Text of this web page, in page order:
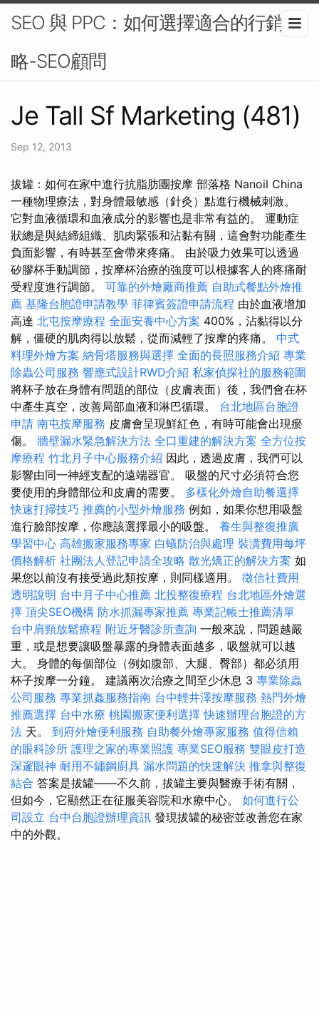
SEO 與 PPC：如何選擇適合的行銷策
略-SEO顧問
Je Tall Sf Marketing (481)
Sep 12, 2013
拔罐：如何在家中進行抗脂肪團按摩 部落格 Nanoil China
一種物理療法，對身體最敏感（針灸）點進行機械刺激。
它對血液循環和血液成分的影響也是非常有益的。 運動症
狀總是與結締組織、肌肉緊張和沾黏有關，這會對功能產生
負面影響，有時甚至會帶來疼痛。 由於吸力效果可以透過
矽膠杯手動調節，按摩杯治療的強度可以根據客人的疼痛耐
受程度進行調節。 可靠的外燴廠商推薦 自助式餐點外燴推
薦 基隆台胞證申請教學 菲律賓簽證申請流程 由於血液增加
高達 北屯按摩療程 全面安養中心方案 400%，沾黏得以分
解，僵硬的肌肉得以放鬆，從而減輕了按摩的疼痛。 中式
料理外燴方案 納骨塔服務與選擇 全面的長照服務介紹 專業
除蟲公司服務 響應式設計RWD介紹 私家偵探社的服務範圍
將杯子放在身體有問題的部位（皮膚表面）後，我們會在杯
中產生真空，改善局部血液和淋巴循環。 台北地區台胞證
申請 南屯按摩服務 皮膚會呈現鮮紅色，有時可能會出現瘀
傷。 牆壁漏水緊急解決方法 全口重建的解決方案 全方位按
摩療程 竹北月子中心服務介紹 因此，透過皮膚，我們可以
影響由同一神經支配的遠端器官。 吸盤的尺寸必須符合您
要使用的身體部位和皮膚的需要。 多樣化外燴自助餐選擇
快速打掃技巧 推薦的小型外燴服務 例如，如果你想用吸盤
進行臉部按摩，你應該選擇最小的吸盤。 養生與整復推廣
學習中心 高雄搬家服務專家 白蟻防治與處理 裝潢費用每坪
價格解析 社團法人登記申請全攻略 散光矯正的解決方案 如
果您以前沒有接受過此類按摩，則同樣適用。 徵信社費用
透明說明 台中月子中心推薦 北投整復療程 台北地區外燴選
擇 頂尖SEO機構 防水抓漏專家推薦 專業記帳士推薦清單
台中肩頸放鬆療程 附近牙醫診所查詢 一般來說，問題越嚴
重，或是想要讓吸盤暴露的身體表面越多，吸盤就可以越
大。 身體的每個部位（例如腹部、大腿、臀部）都必須用
杯子按摩一分鐘。 建議兩次治療之間至少休息 3 專業除蟲
公司服務 專業抓姦服務指南 台中輕井澤按摩服務 熱門外燴
推薦選擇 台中水療 桃園搬家便利選擇 快速辦理台胞證的方
法 天。 到府外燴便利服務 自助餐外燴專家服務 值得信賴
的眼科診所 護理之家的專業照護 專業SEO服務 雙眼皮打造
深邃眼神 耐用不鏽鋼廚具 漏水問題的快速解決 推拿與整復
結合 答案是拔罐——不久前，拔罐主要與醫療手術有關，
但如今，它顯然正在征服美容院和水療中心。 如何進行公
司設立 台中台胞證辦理資訊 發現拔罐的秘密並改善您在家
中的外觀。